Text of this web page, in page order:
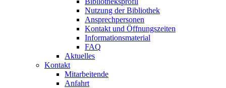
Nutzung der Bibliothek
Ansprechpersonen
Kontakt und Öffnungszeiten
Informationsmaterial
FAQ
Aktuelles
Kontakt
Mitarbeitende
Anfahrt